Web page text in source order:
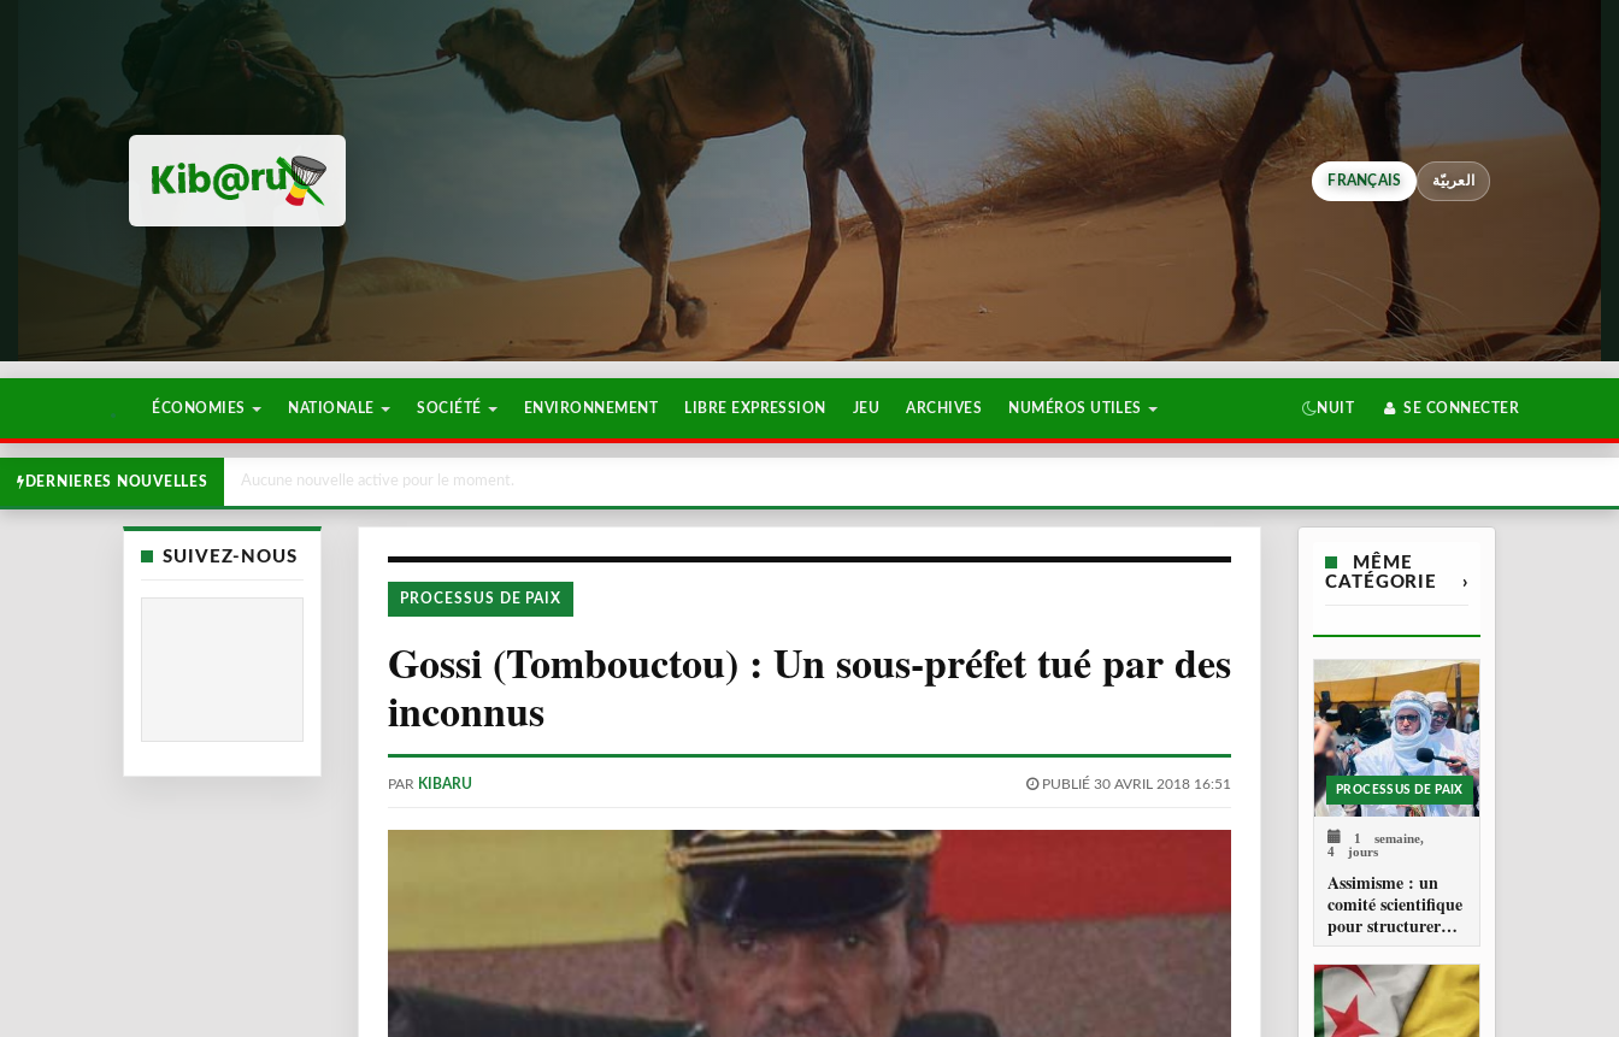
FRANÇAIS العربيّة
ÉCONOMIES NATIONALE SOCIÉTÉ ENVIRONNEMENT LIBRE EXPRESSION JEU ARCHIVES NUMÉROS UTILES NUIT SE CONNECTER
DERNIERES NOUVELLES Aucune nouvelle active pour le moment.
SUIVEZ-NOUS
PROCESSUS DE PAIX
Gossi (Tombouctou) : Un sous-préfet tué par des
inconnus
PAR KIBARU PUBLIÉ 30 AVRIL 2018 16:51
MÊME
CATÉGORIE
›
PROCESSUS DE PAIX
1 semaine,
4 jours
Assimisme : un
comité scientifique
pour structurer
une doctrine de la
refondation